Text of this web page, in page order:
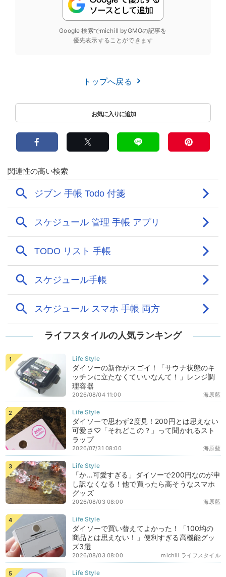
Google 検索でmichill byGMOの記事を
優先表示することができます
トップへ戻る
ライフスタイルの人気ランキング
ダイソーの新作がスゴイ！「サウナ状態のキ
ッチンに立たなくていいなんて！」レンジ調
理容器
海原藍
2026/08/04 11:00
ダイソーで思わず2度見！200円とは思えない
可愛さ♡「それどこの？」って聞かれるスト
ラップ
海原藍
2026/07/31 08:00
「か…可愛すぎる」ダイソーで200円なのが申
し訳なくなる！他で買ったら高そうなスマホ
グッズ
海原藍
2026/08/03 08:00
ダイソーで買い替えてよかった！「100均の
商品とは思えない！」便利すぎる高機能グッ
ズ3選
michill ライフスタイル
2026/08/03 08:00